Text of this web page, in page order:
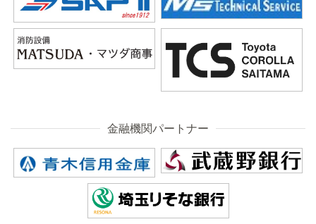
金融機関パートナー